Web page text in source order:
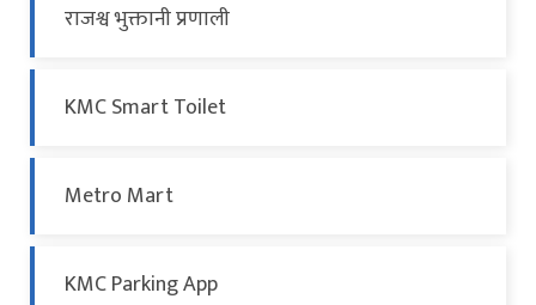
राजश्व भुक्तानी प्रणाली
KMC Smart Toilet
Metro Mart
KMC Parking App